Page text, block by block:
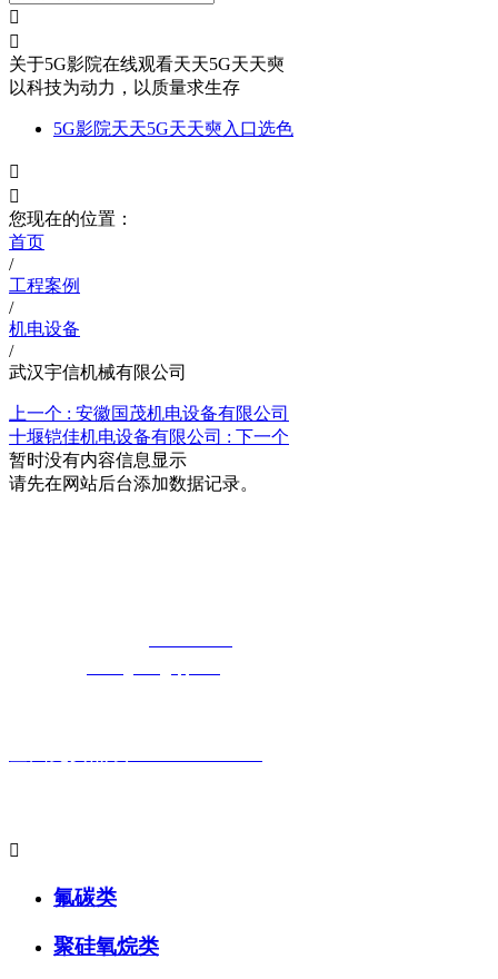


关于5G影院在线观看天天5G天天奭
以科技为动力，以质量求生存
5G影院天天5G天天奭入口选色


您现在的位置：
首页
/
工程案例
/
机电设备
/
武汉宇信机械有限公司
上一个 : 安徽国茂机电设备有限公司
十堰铠佳机电设备有限公司 : 下一个
暂时没有内容信息显示
请先在网站后台添加数据记录。

氟碳类
聚硅氧烷类